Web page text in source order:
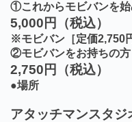
①これからモビバンを
5,000円（税込）
※モビバン［定価2,750
②モビバンをお持ちの方
2,750円（税込）
●場所
アタッチマンスタジ